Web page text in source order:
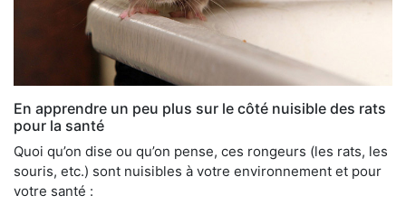
En apprendre un peu plus sur le côté nuisible des rats
pour la santé
Quoi qu’on dise ou qu’on pense, ces rongeurs (les rats, les
souris, etc.) sont nuisibles à votre environnement et pour
votre santé :